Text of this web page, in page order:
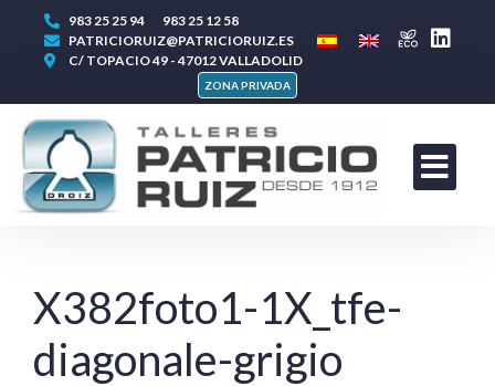
983 25 25 94
983 25 12 58
PATRICIORUIZ@PATRICIORUIZ.ES
C/ TOPACIO 49 - 47012 VALLADOLID
ZONA PRIVADA
X382foto1-1X_tfe-
diagonale-grigio